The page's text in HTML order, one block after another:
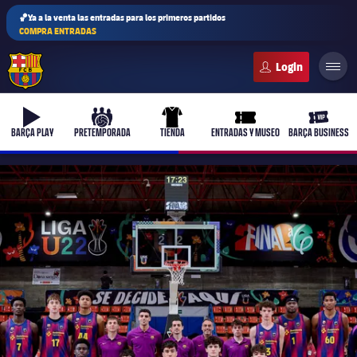
🏀Ya a la venta las entradas para los primeros partidos
COMPRA ENTRADAS
b-play
BARÇA PLAY
culers-ball
PRETEMPORADA
uniform
TIENDA
ticket-full
ENTRADAS Y MUSEO
ticket-
BARÇA BUSINESS